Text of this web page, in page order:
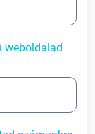
weboldalad